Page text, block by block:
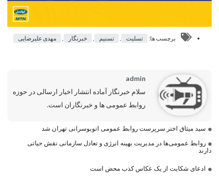
برچسب ها: تسلیت , تسنیم , خبرنگار , مهدی علیرضایی
admin
سلام خبرنگار آماده انتشار اخبار ارسالی در حوزه
روابط عمومی ها و خبرنگاران است.
سید میثاق اختر سرپرست روابط عمومی اتوبوسرانی تهران شد
روابط عمومی‌ها در مدیریت بهینه انرژی و تعادل سازمانی نقش حیاتی
دارند
ادعای شکایت از یک عکاس کذب محض است